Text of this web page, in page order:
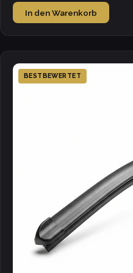
In den Warenkorb
BESTBEWERTET